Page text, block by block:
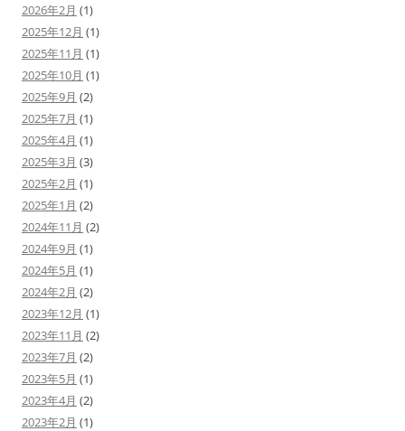
2026年2月 (1)
2025年12月 (1)
2025年11月 (1)
2025年10月 (1)
2025年9月 (2)
2025年7月 (1)
2025年4月 (1)
2025年3月 (3)
2025年2月 (1)
2025年1月 (2)
2024年11月 (2)
2024年9月 (1)
2024年5月 (1)
2024年2月 (2)
2023年12月 (1)
2023年11月 (2)
2023年7月 (2)
2023年5月 (1)
2023年4月 (2)
2023年2月 (1)